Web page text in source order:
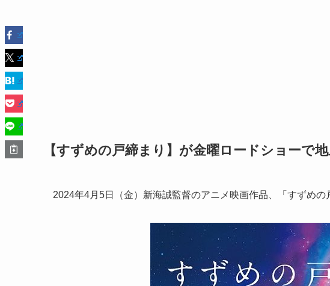
【すずめの戸締まり】が金曜ロードショーで地
2024年4月5日（金）新海誠監督のアニメ映画作品、「すずめの